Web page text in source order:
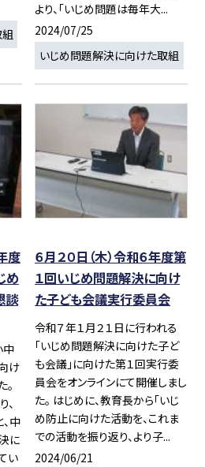
より、「いじめ問題は毎年大...
2024/07/25
いじめ問題解決に向けた取組
度
め
談
中
け
中
に
い
６月２０日（木）令和６年度第
１回いじめ問題解決に向け
た子ども会議実行委員会
令和７年１月２１日に行われる
「いじめ問題解決に向けた子ど
も会議」に向けた第１回実行委
員会をオンラインにて開催しまし
た。 はじめに、教育長から「いじ
め防止に向けた活動を、これま
での活動を振り返り、より子...
2024/06/21